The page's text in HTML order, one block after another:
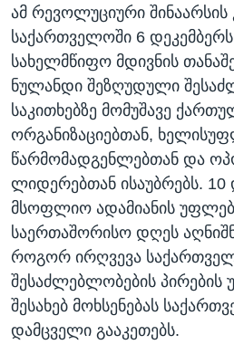
ამ რევოლუციური შინაარსის
საქართველოში 6 დეკემბერს
სახელმწიფო მდივნის
ნულანდი შეზღუდული
საკითხებზე მომუშავე
ორგანიზაციებთან,
წარმომადგენლებთან და
ლიდერებთან ისაუბრებს. 10
მსოფლიო ადამიანის
საერთაშორისო დღეს
როგორ ირღვევა
შესაძლებლობების პირების
შესახებ მოხსენებას
დამცველი გააკეთებს.